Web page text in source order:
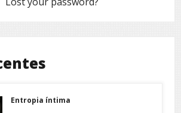
Entropia íntima